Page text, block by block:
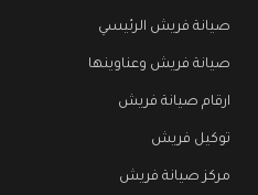
صيانة فريش الرئيسي
صيانة فريش وعناوينها
ارقام صيانة فريش
توكيل فريش
مركز صيانة فريش